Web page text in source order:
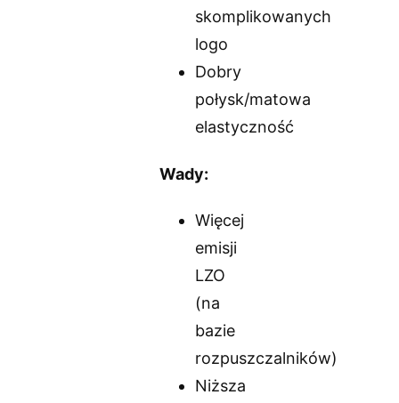
skomplikowanych
logo
Dobry
połysk/matowa
elastyczność
Wady:
Więcej
emisji
LZO
(na
bazie
rozpuszczalników)
Niższa